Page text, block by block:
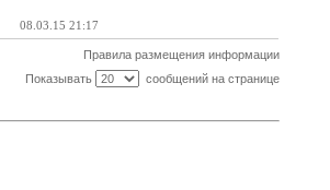
08.03.15 21:17
Правила размещения информации
Показывать
сообщений на странице